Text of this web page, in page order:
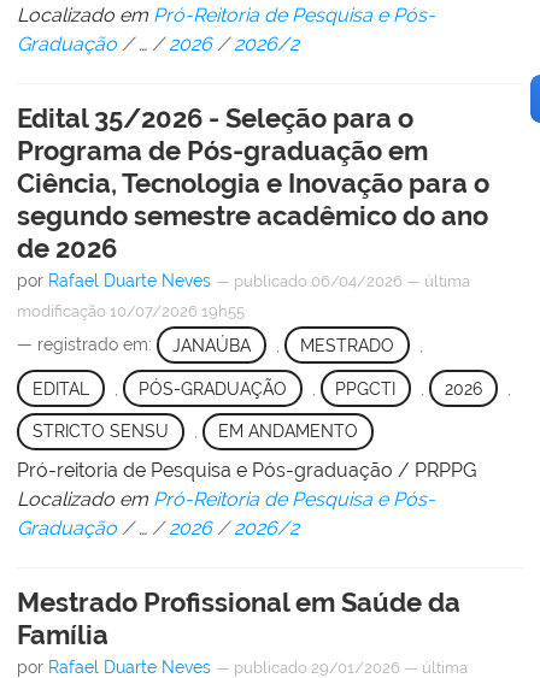
Localizado em Pró-Reitoria de Pesquisa e Pós-
Graduação /… /2026 /2026/2
Edital 35/2026 - Seleção para o
Programa de Pós-graduação em
Ciência, Tecnologia e Inovação para o
segundo semestre acadêmico do ano
de 2026
por Rafael Duarte Neves — publicado 06/04/2026 — última
modificação 10/07/2026 19h55
— registrado em: JANAÚBA MESTRADO
EDITAL PÓS-GRADUAÇÃO PPGCTI , 2026
STRICTO SENSU , EM ANDAMENTO
Pró-reitoria de Pesquisa e Pós-graduação / PRPPG
Localizado em Pró-Reitoria de Pesquisa e Pós-
Graduação /… /2026 /2026/2
Mestrado Profissional em Saúde da
Família
por Rafael Duarte Neves — publicado 29/01/2026 — última